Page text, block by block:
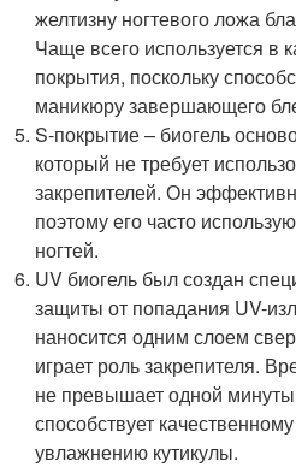
желтизну ногтевого ложа
Чаще всего используется в
покрытия, поскольку
маникюру завершающего
S-покрытие – биогель
который не требует
закрепителей. Он
поэтому его часто
ногтей.
UV биогель был создан
защиты от попадания UV-
наносится одним слоем
играет роль закрепителя.
не превышает одной
способствует
увлажнению кутикулы.